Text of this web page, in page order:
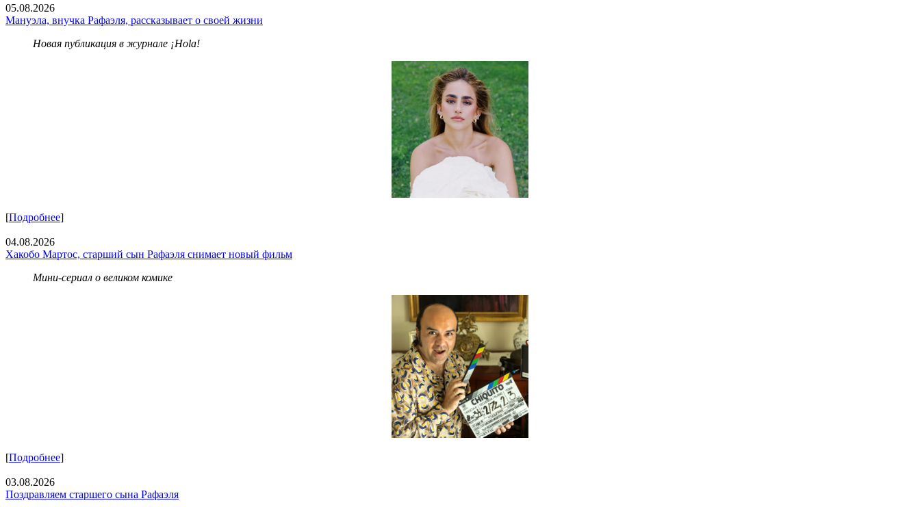
05.08.2026
Мануэла, внучка Рафаэля, рассказывает о своей жизни
Новая публикация в журнале ¡Hola!
[Подробнее]
04.08.2026
Хакобо Мартос, старший сын Рафаэля снимает новый фильм
Мини-сериал о великом комике
[Подробнее]
03.08.2026
Поздравляем старшего сына Рафаэля